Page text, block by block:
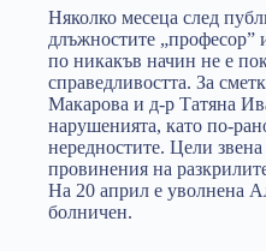
Няколко месеца след
длъжностите „професор”
по никакъв начин не е
справедливостта. За
Макарова и д-р Татяна
нарушенията, като по-
нередностите. Цели
провинения на
На 20 април е уволнена
болничен.